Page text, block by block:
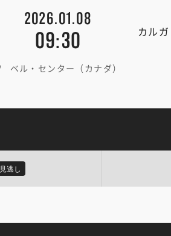
2026.01.08
09:30 カル
ベル・センター（カナダ）
見逃し